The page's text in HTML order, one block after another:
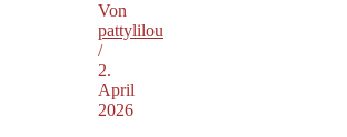
Von
pattylilou
/
2.
April
2026